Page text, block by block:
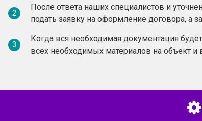
2
После ответа наших специалистов и
подать заявку на оформление договора, а
3
Когда вся необходимая документация
всех необходимых материалов на объект